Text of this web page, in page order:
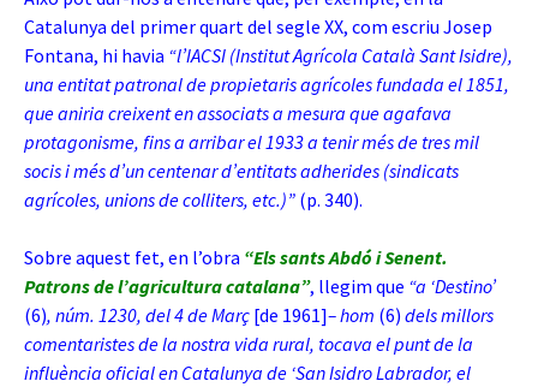
Catalunya del primer quart del segle XX, com escriu Josep
Fontana, hi havia “l’IACSI (Institut Agrícola Català Sant Isidre),
una entitat patronal de propietaris agrícoles fundada el 1851,
que aniria creixent en associats a mesura que agafava
protagonisme, fins a arribar el 1933 a tenir més de tres mil
socis i més d’un centenar d’entitats adherides (sindicats
agrícoles, unions de colliters, etc.)” (p. 340).
Sobre aquest fet, en l’obra “Els sants Abdó i Senent.
Patrons de l’agricultura catalana”, llegim que “a ‘Destino’
(6), núm. 1230, del 4 de Març [de 1961]– hom (6) dels millors
comentaristes de la nostra vida rural, tocava el punt de la
influència oficial en Catalunya de ‘San Isidro Labrador, el